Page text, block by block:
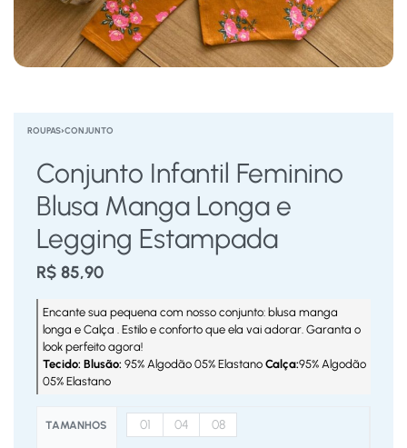
ROUPAS›CONJUNTO
Conjunto Infantil Feminino
Blusa Manga Longa e
Legging Estampada
R$ 85,90
Encante sua pequena com nosso conjunto: blusa manga
longa e Calça . Estilo e conforto que ela vai adorar. Garanta o
look perfeito agora!
Tecido: Blusão: 95% Algodão 05% Elastano Calça:95% Algodão
05% Elastano
TAMANHOS 01 04 08